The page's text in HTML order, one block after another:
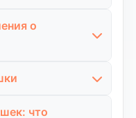
они легче
взрослых кошек,
о
что